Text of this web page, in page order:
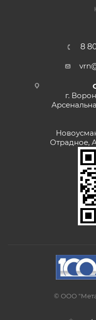
8
г.
Отрадное,
© ООО